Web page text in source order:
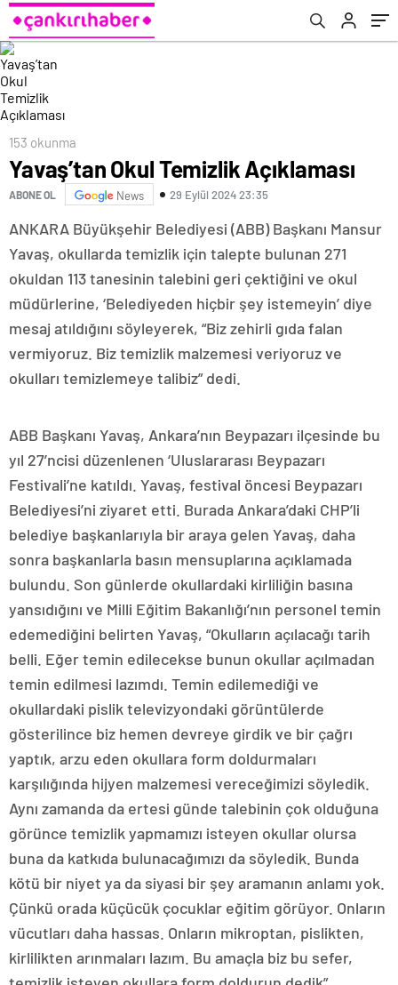
153 okunma
Yavaş’tan Okul Temizlik Açıklaması
ABONE OL News 29 Eylül 2024 23:35
ANKARA Büyükşehir Belediyesi (ABB) Başkanı Mansur
Yavaş, okullarda temizlik için talepte bulunan 271
okuldan 113 tanesinin talebini geri çektiğini ve okul
müdürlerine, ‘Belediyeden hiçbir şey istemeyin’ diye
mesaj atıldığını söyleyerek, “Biz zehirli gıda falan
vermiyoruz. Biz temizlik malzemesi veriyoruz ve
okulları temizlemeye talibiz” dedi.
ABB Başkanı Yavaş, Ankara’nın Beypazarı ilçesinde bu
yıl 27’ncisi düzenlenen ‘Uluslararası Beypazarı
Festivali’ne katıldı. Yavaş, festival öncesi Beypazarı
Belediyesi’ni ziyaret etti. Burada Ankara’daki CHP’li
belediye başkanlarıyla bir araya gelen Yavaş, daha
sonra başkanlarla basın mensuplarına açıklamada
bulundu. Son günlerde okullardaki kirliliğin basına
yansıdığını ve Milli Eğitim Bakanlığı’nın personel temin
edemediğini belirten Yavaş, “Okulların açılacağı tarih
belli. Eğer temin edilecekse bunun okullar açılmadan
temin edilmesi lazımdı. Temin edilemediği ve
okullardaki pislik televizyondaki görüntülerde
gösterilince biz hemen devreye girdik ve bir çağrı
yaptık, arzu eden okullara form doldurmaları
karşılığında hijyen malzemesi vereceğimizi söyledik.
Aynı zamanda da ertesi günde talebinin çok olduğuna
görünce temizlik yapmamızı isteyen okullar olursa
buna da katkıda bulunacağımızı da söyledik. Bunda
kötü bir niyet ya da siyasi bir şey aramanın anlamı yok.
Çünkü orada küçücük çocuklar eğitim görüyor. Onların
vücutları daha hassas. Onların mikroptan, pislikten,
kirlilikten arınmaları lazım. Bu amaçla biz bu sefer,